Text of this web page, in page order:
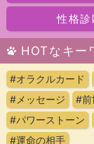
性格診
HOTなキー
#オラクルカード
#メッセージ
#前
#パワーストーン
#運命の相手